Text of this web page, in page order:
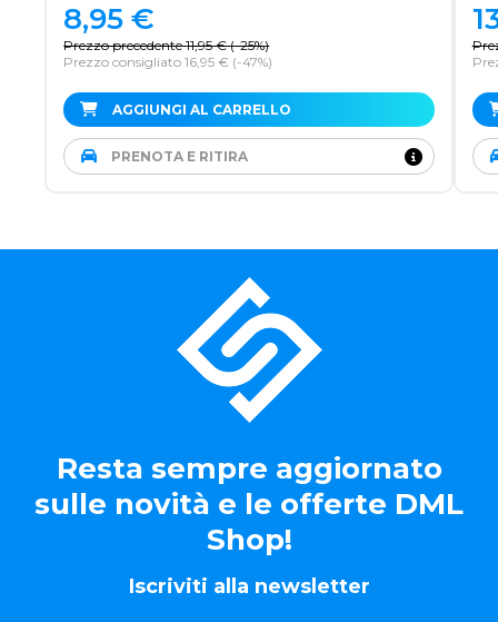
Prezzo precedente 11,95 € (-25%)
Prezzo consigliato 16,95 € (-47%)
8,95 €
AGGIUNGI AL CARRELLO
PRENOTA E RITIRA
Resta sempre aggiornato
sulle novità e le offerte DML
Shop!
Iscriviti alla newsletter